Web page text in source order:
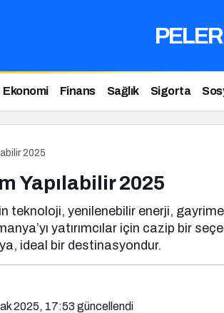
Ekonomi Finans Sağlık Sigorta
2025
Yapılabilir 2025
teknoloji, yenilenebilir enerji,
yatırımcılar için cazip bir
ideal bir destinasyondur.
2025, 17:53 güncellendi